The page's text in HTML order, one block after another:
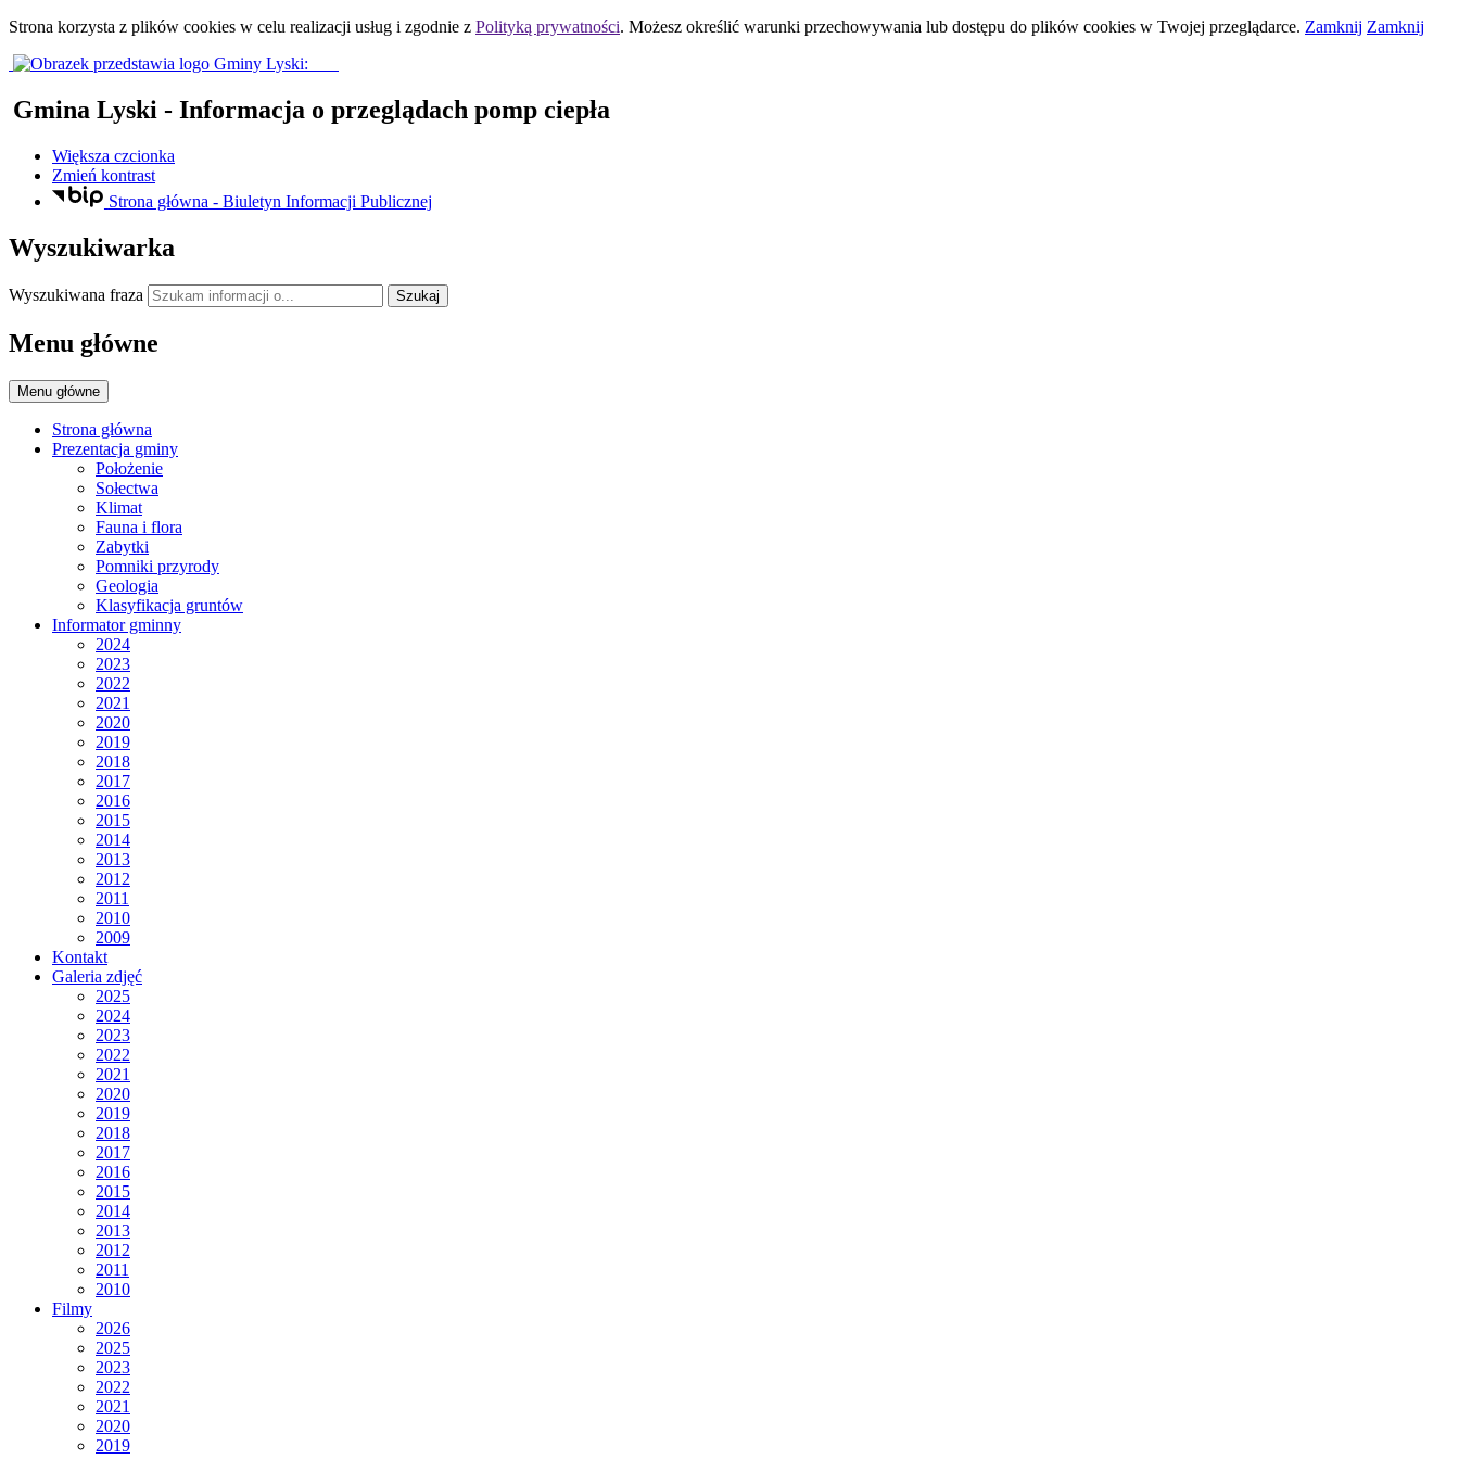
Strona korzysta z plików cookies w celu realizacji usług i zgodnie z Polityką prywatności. Możesz określić warunki przechowywania lub dostępu do plików cookies w Twojej przeglądarce. Zamknij Zamknij
Gmina Lyski - Informacja o przeglądach pomp ciepła
Większa czcionka
Zmień kontrast
Strona główna - Biuletyn Informacji Publicznej
Wyszukiwarka
Wyszukiwana fraza Szukaj
Menu główne
Menu główne
Strona główna
Prezentacja gminy
Położenie
Sołectwa
Klimat
Fauna i flora
Zabytki
Pomniki przyrody
Geologia
Klasyfikacja gruntów
Informator gminny
2024
2023
2022
2021
2020
2019
2018
2017
2016
2015
2014
2013
2012
2011
2010
2009
Kontakt
Galeria zdjęć
2025
2024
2023
2022
2021
2020
2019
2018
2017
2016
2015
2014
2013
2012
2011
2010
Filmy
2026
2025
2023
2022
2021
2020
2019